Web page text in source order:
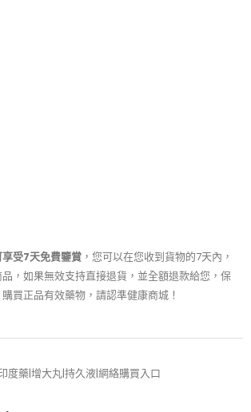
受7天免費鑒賞 ，您可以在您收到貨物的7天內，
，如果無效支持直接退貨，並全額退款給您，保
買正品有效藥物，請認準健康商城！
度藥|增大丸|持久液|網絡購買入口